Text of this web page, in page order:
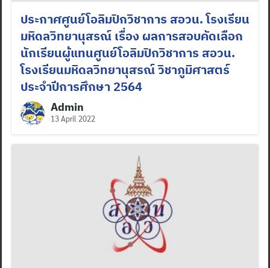
ประกาศศูนย์โอลิมปิกวิชาการ สอวน. โรงเรียน
มหิดลวิทยานุสรณ์ เรื่อง ผลการสอบคัดเลือก
นักเรียนผู้แทนศูนย์โอลิมปิกวิชาการ สอวน.
โรงเรียนมหิดลวิทยานุสรณ์ วิชาภูมิศาสตร์
ประจำปีการศึกษา 2564
Admin
13 April 2022